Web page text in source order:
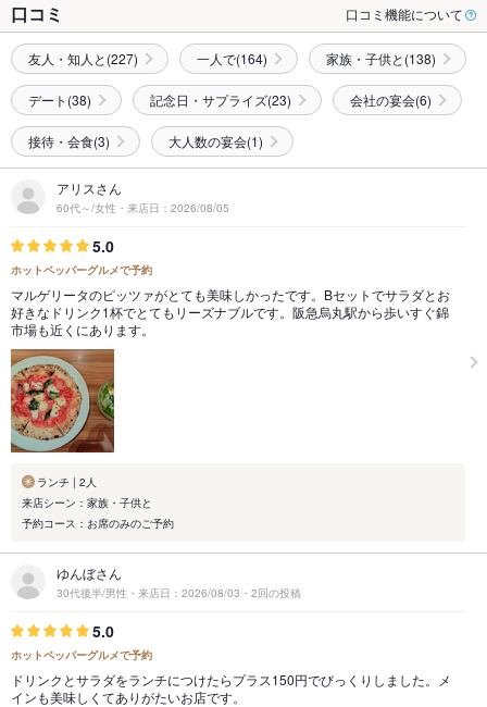
口コミ 口コミ機能について
友人・知人と(227) 一人で(164) 家族・子供と(138)
デート(38) 記念日・サプライズ(23) 会社の宴会(6)
接待・会食(3) 大人数の宴会(1)
アリスさん
60代～/女性・来店日：2026/08/05
5.0
ホットペッパーグルメで予約
マルゲリータのピッツァがとても美味しかったです。Bセットでサラダとお
好きなドリンク1杯でとてもリーズナブルです。阪急烏丸駅から歩いすぐ錦
市場も近くにあります。
ランチ | 2人
来店シーン：家族・子供と
予約コース：お席のみのご予約
ゆんぼさん
30代後半/男性・来店日：2026/08/03・2回の投稿
5.0
ホットペッパーグルメで予約
ドリンクとサラダをランチにつけたらプラス150円でびっくりしました。メ
インも美味しくてありがたいお店です。